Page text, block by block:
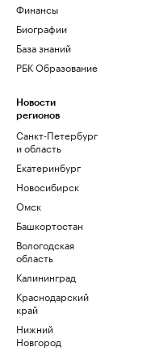
Финансы
Биографии
База знаний
РБК Образование
Новости
регионов
Санкт-Петербург
и область
Екатеринбург
Новосибирск
Омск
Башкортостан
Вологодская
область
Калининград
Краснодарский
край
Нижний
Новгород